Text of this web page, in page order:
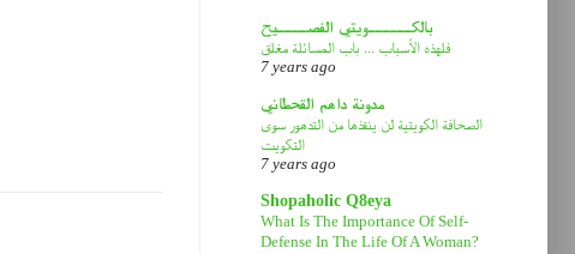
بالكــــــويتي الفصــــيح
فلهذه الأسباب ... باب المسائلة مغلق
7 years ago
مدونة داهم القحطاني
الصحافة الكويتية لن ينقذها من التدهور سوى
التكويت
7 years ago
Shopaholic Q8eya
What Is The Importance Of Self-
Defense In The Life Of A Woman?